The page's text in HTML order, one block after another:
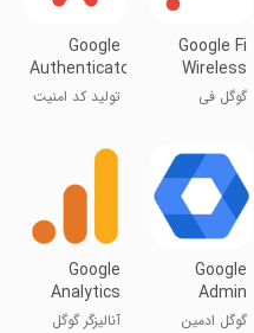
Google Fi
Wireless
گوگل فی
Google
Authenticator
تولید کد امنیت
Google
Admin
گوگل ادمین
Google
Analytics
آنالیزگر گوگل